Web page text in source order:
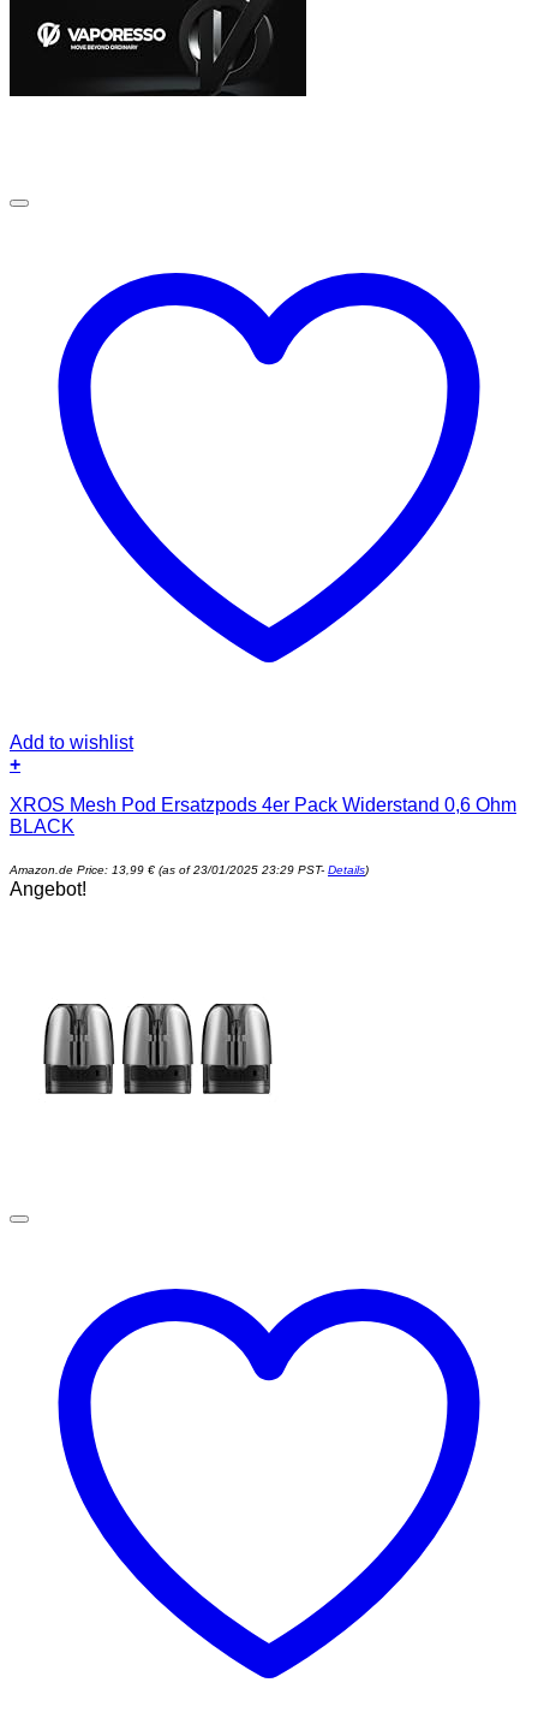
Add to wishlist
+
XROS Mesh Pod Ersatzpods 4er Pack Widerstand 0,6 Ohm
BLACK
Amazon.de Price: 13,99 € (as of 23/01/2025 23:29 PST- Details)
Angebot!